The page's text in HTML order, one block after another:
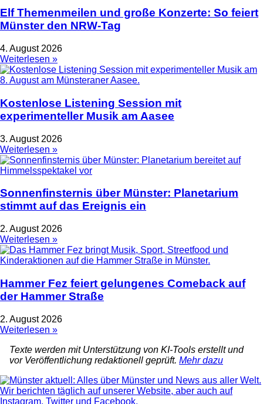
Elf Themenmeilen und große Konzerte: So feiert
Münster den NRW-Tag
4. August 2026
Weiterlesen »
Kostenlose Listening Session mit
experimenteller Musik am Aasee
3. August 2026
Weiterlesen »
Sonnenfinsternis über Münster: Planetarium
stimmt auf das Ereignis ein
2. August 2026
Weiterlesen »
Hammer Fez feiert gelungenes Comeback auf
der Hammer Straße
2. August 2026
Weiterlesen »
Texte werden mit Unterstützung von KI-Tools erstellt und
vor Veröffentlichung redaktionell geprüft. Mehr dazu